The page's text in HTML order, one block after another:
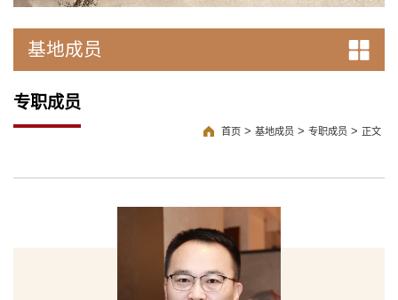
基地成员
专职成员
首页 > 基地成员 > 专职成员 > 正文